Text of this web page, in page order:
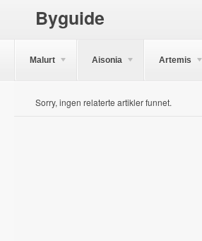
Byguide
Malurt Aisonia Artemis
Sorry, ingen relaterte artikler funnet.